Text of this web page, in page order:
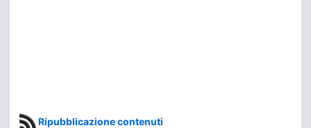
Ripubblicazione contenuti